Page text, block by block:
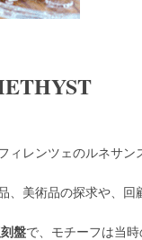
ィレンツェのルネサ
、美術品の探求や、
盤で、モチーフは当